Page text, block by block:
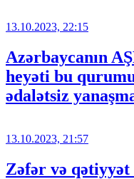
13.10.2023, 22:15
Azərbaycanın
heyəti bu
ədalətsiz
13.10.2023, 21:57
Zəfər və